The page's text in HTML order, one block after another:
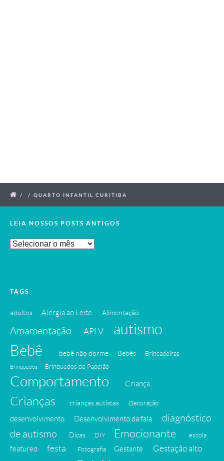
/ / QUARTO INFANTIL CURITIBA
LEIA NOSSOS POSTS ANTIGOS
Leia
TAGS
adultos Alergia ao Leite Alimentação
Amamentação APLV
autismo
Bebê
bebê não dorme Bebês Brincadeiras
Brinquedos Brinquedos de Papelão
Comportamento Criança
Crianças crianças autistas Decoração
desenvolvimento Desenvolvimento da fala
diagnóstico
de autismo
Dicas DIY Emocionante escola
featured festa Fotografia Gestante Gestação alto